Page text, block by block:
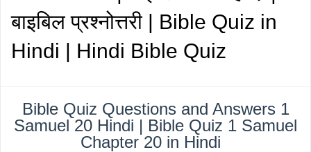
बाइबिल प्रश्नोत्तरी | Bible Quiz in
Hindi | Hindi Bible Quiz
Bible Quiz Questions and Answers 1
Samuel 20 Hindi | Bible Quiz 1 Samuel
Chapter 20 in Hindi